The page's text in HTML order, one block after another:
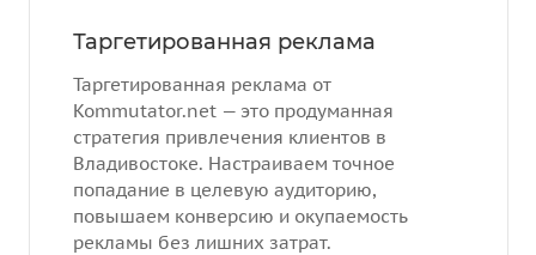
Таргетированная реклама
Таргетированная реклама от
Kommutator.net — это продуманная
стратегия привлечения клиентов в
Владивостоке. Настраиваем точное
попадание в целевую аудиторию,
повышаем конверсию и окупаемость
рекламы без лишних затрат.